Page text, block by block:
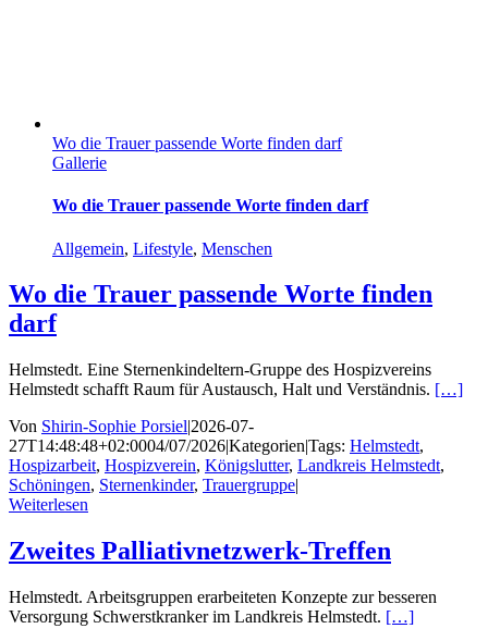
Wo die Trauer passende Worte finden darf
Gallerie
Wo die Trauer passende Worte finden darf
Allgemein, Lifestyle, Menschen
Wo die Trauer passende Worte finden
darf
Helmstedt. Eine Sternenkindeltern-Gruppe des Hospizvereins
Helmstedt schafft Raum für Austausch, Halt und Verständnis. […]
Von Shirin-Sophie Porsiel|2026-07-
27T14:48:48+02:0004/07/2026|Kategorien|Tags: Helmstedt,
Hospizarbeit, Hospizverein, Königslutter, Landkreis Helmstedt,
Schöningen, Sternenkinder, Trauergruppe|
Weiterlesen
Zweites Palliativnetzwerk-Treffen
Helmstedt. Arbeitsgruppen erarbeiteten Konzepte zur besseren
Versorgung Schwerstkranker im Landkreis Helmstedt. […]